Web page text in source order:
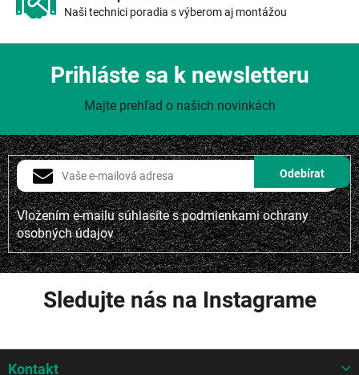
Naši technici poradia s výberom aj montážou
Vložením e-mailu súhlasíte spodmienkami ochrany
osobných údajov
Prihláste sa k newsletteru
Majte prehľad o našich novinkách
Sledujte nás na Instagrame
Kontakt